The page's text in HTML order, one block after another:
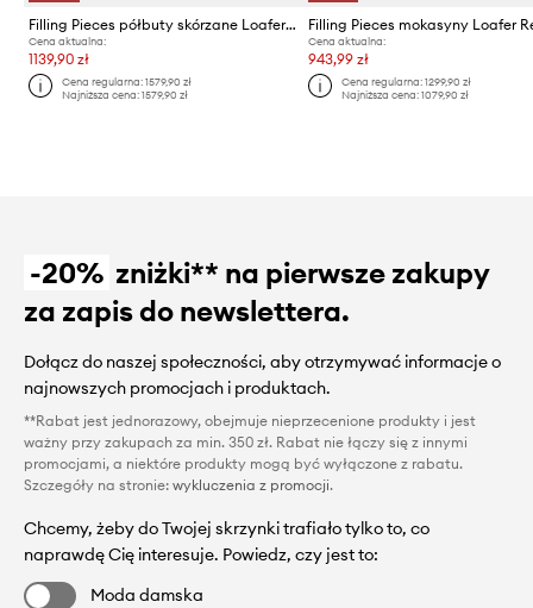
Filling Pieces półbuty skórzane Loafer Rugby Degrade
Cena aktualna:
1139,90 zł
Cena regularna:1579,90 zł
Najniższa cena:1579,90 zł
Filling Pieces mokasyny Loafer
Cena aktualna:
943,99 zł
Cena regularna: 1299,90 zł
Najniższa cena: 1079,90 zł
-20% zniżki** na pierwsze zakupy
za zapis do newslettera.
Dołącz do naszej społeczności, aby otrzymywać informacje o
najnowszych promocjach i produktach.
**Rabat jest jednorazowy, obejmuje nieprzecenione produkty i jest
ważny przy zakupach za min. 350 zł. Rabat nie łączy się z innymi
promocjami, a niektóre produkty mogą być wyłączone z rabatu.
Szczegóły na stronie: wykluczenia z promocji.
Chcemy, żeby do Twojej skrzynki trafiało tylko to, co
naprawdę Cię interesuje. Powiedz, czy jest to:
Moda damska